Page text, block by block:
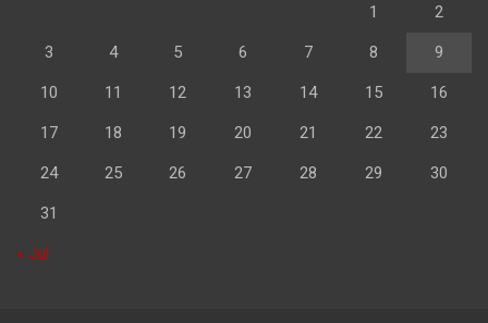
1 2
3 4 5 6 7 8 9
10 11 12 13 14 15 16
17 18 19 20 21 22 23
24 25 26 27 28 29 30
31
« Jul